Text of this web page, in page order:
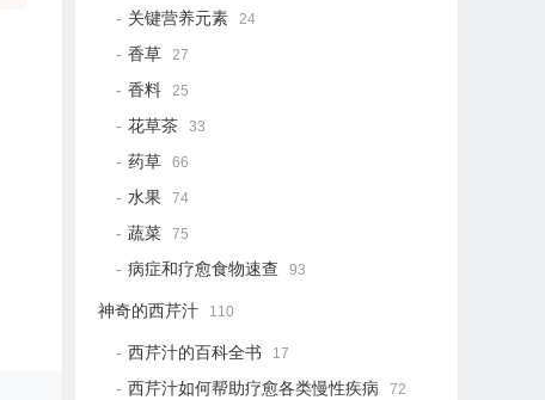
关键营养元素 24
香草 27
香料 25
花草茶 33
药草 66
水果 74
蔬菜 75
病症和疗愈食物速查 93
神奇的西芹汁 110
西芹汁的百科全书 17
西芹汁如何帮助疗愈各类慢性疾病 72